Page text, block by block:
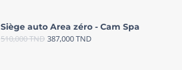
Siège auto Area zéro - Cam Spa
510,000TND 387,000TND